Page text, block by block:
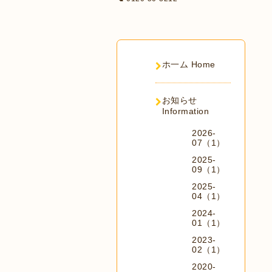
ホ一ム Home
お知らせ
Information
2026-
07（1）
2025-
09（1）
2025-
04（1）
2024-
01（1）
2023-
02（1）
2020-